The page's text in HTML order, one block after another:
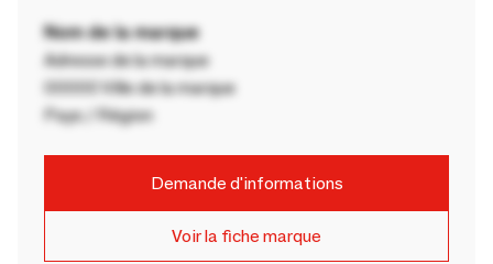
Nom de la marque
Adresse de la marque
00000 Ville de la marque
Pays / Région
Demande d'informations
Voir la fiche marque